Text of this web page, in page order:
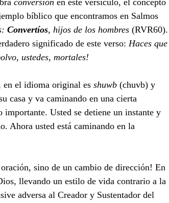
conversión en este versículo, el concepto
bíblico que encontramos en Salmos
Convertíos, hijos de los hombres (RVR60).
significado de este verso: Haces que
ustedes, mortales!
en el idioma original es shuwb (chuvb) y
casa y va caminando en una cierta
Usted se detiene un instante y
Ahora usted está caminando en la
llevando un estilo de vida contrario a la
adversa al Creador y Sustentador del